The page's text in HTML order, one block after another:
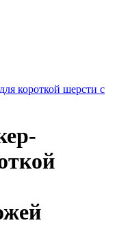
короткой шерсти с